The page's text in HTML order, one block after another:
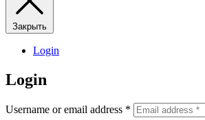
Закрыть
Login
Login
Username or email address *